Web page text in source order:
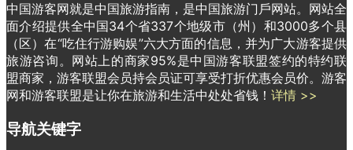
中国游客网就是中国旅游指南，是中国旅游门戶网站。网站全
面介绍提供全中国34个省337个地级市（州）和3000多个县
（区）在“吃住行游购娱”六大方面的信息，并为广大游客提供
旅游咨询。网站上的商家95%是中国游客联盟签约的特约联
盟商家，游客联盟会员持会员证可享受打折优惠会员价。游客
网和游客联盟是让你在旅游和生活中处处省钱！ 详情 >>
导航关键字